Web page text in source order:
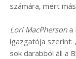
számára, mert
Lori MacPhersona
igazgatója szerint:
sok darabból áll a